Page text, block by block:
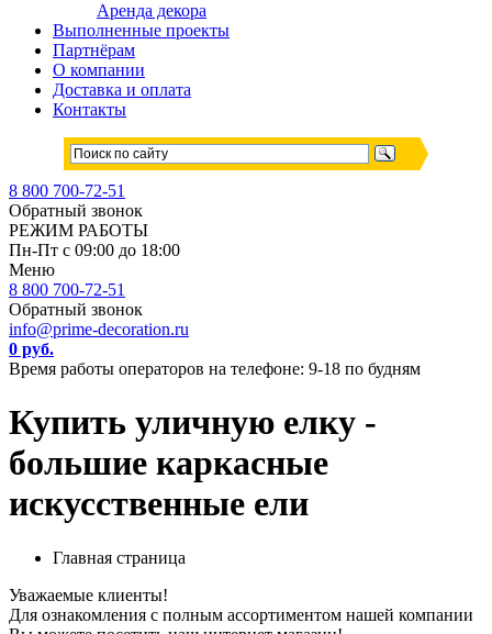
Аренда декора
Выполненные проекты
Партнёрам
О компании
Доставка и оплата
Контакты
8 800 700-72-51
Обратный звонок
РЕЖИМ РАБОТЫ
Пн-Пт с 09:00 до 18:00
Меню
8 800 700-72-51
Обратный звонок
info@prime-decoration.ru
0 руб.
Время работы операторов на телефоне: 9-18 по будням
Купить уличную елку -
большие каркасные
искусственные ели
Главная страница
Уважаемые клиенты!
Для ознакомления с полным ассортиментом нашей компании